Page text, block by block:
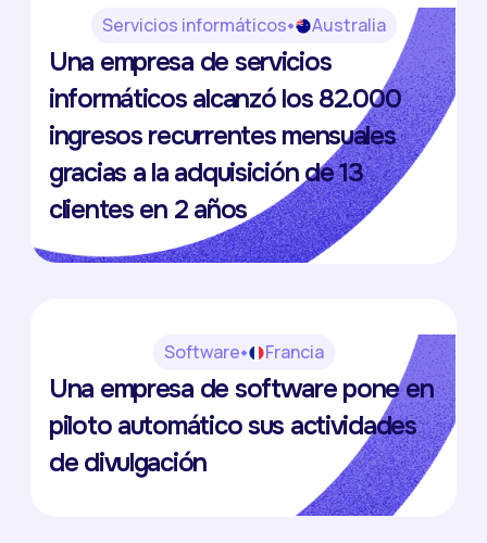
Servicios informáticos Australia
The Virtual IT Department
Anna Furlong
Una empresa de servicios
informáticos alcanzó los 82.000
ingresos recurrentes mensuales
gracias a la adquisición de 13
clientes en 2 años
Software Francia
Tilkal
Perrine Delobelle
Una empresa de software pone en
piloto automático sus actividades
de divulgación